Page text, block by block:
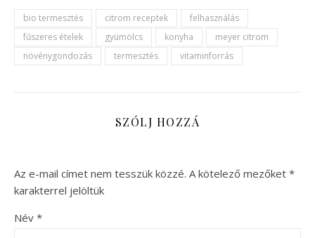
bio termesztés citrom receptek
felhasználás
fűszeres ételek
gyümölcs konyha
meyer citrom
növénygondozás
termesztés vitaminforrás
SZÓLJ HOZZÁ
Az e-mail címet nem tesszük közzé. A kötelező mezőket *
karakterrel jelöltük
Név *